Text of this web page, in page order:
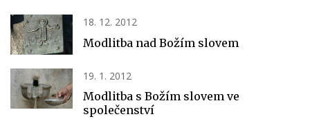
18. 12. 2012
Modlitba nad Božím slovem
19. 1. 2012
Modlitba s Božím slovem ve
společenství